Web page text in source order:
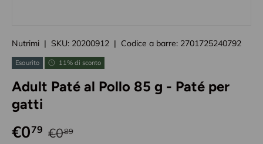
Nutrimi | SKU: 20200912 | Codice a barre: 2701725240792
Esaurito 11% di sconto
Adult Paté al Pollo 85 g - Paté per
gatti
€079 €089